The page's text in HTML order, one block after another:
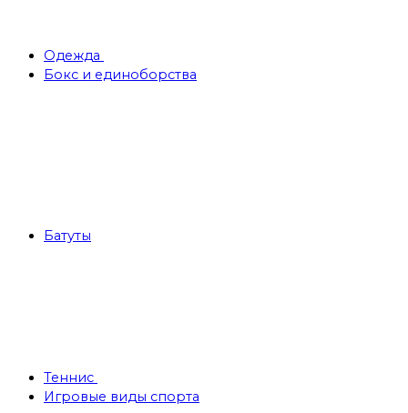
Одежда
Бокс и единоборства
Батуты
Теннис
Игровые виды спорта